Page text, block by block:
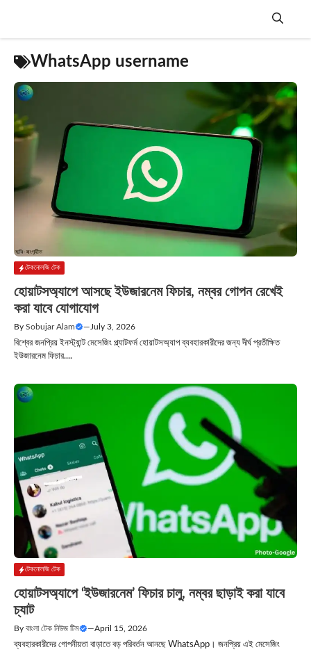
Menu
WhatsApp username
টেকনোলজি টেক
হোয়াটসঅ্যাপে আসছে ইউজারনেম ফিচার, নম্বর গোপন রেখেই
করা যাবে যোগাযোগ
By Sobujar Alam — July 3, 2026
বিশ্বের জনপ্রিয় ইনস্ট্যান্ট মেসেজিং প্ল্যাটফর্ম হোয়াটসঅ্যাপ ব্যবহারকারীদের জন্য দীর্ঘ প্রতীক্ষিত
ইউজারনেম ফিচার....
টেকনোলজি টেক
হোয়াটসঅ্যাপে ‘ইউজারনেম’ ফিচার চালু, নম্বর ছাড়াই করা যাবে
চ্যাট
By বাংলা টেক নিউজ টিম —April 15, 2026
ব্যবহারকারীদের গোপনীয়তা বাড়াতে বড় পরিবর্তন আনছে WhatsApp। জনপ্রিয় এই মেসেজিং